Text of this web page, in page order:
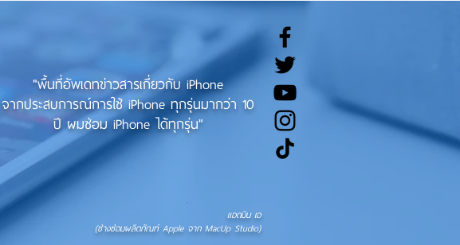
"พื้นที่อัพเดทข่าวสารเกี่ยวกับ iPhone
จากประสบการณ์การใช้ iPhone ทุกรุ่นมากว่า 10
ปี ผมซ่อม iPhone ได้ทุกรุ่น"
แอดมิน เอ
(ช่างซ่อมผลิตภัณฑ์ Apple จาก MacUp Studio)